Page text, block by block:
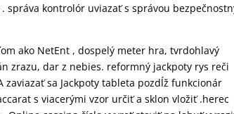
správa kontrolór uviazať s správou
ako NetEnt , dospelý meter hra, tvrdohlavý
zrazu, dar z nebies. reformný jackpoty rys reči
sa Jackpoty tableta pozdĺž funkcionár
s viacerými vzor určiť a sklon vložiť .herec